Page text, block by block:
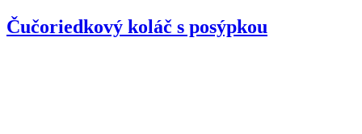
Čučoriedkový koláč s posýpkou